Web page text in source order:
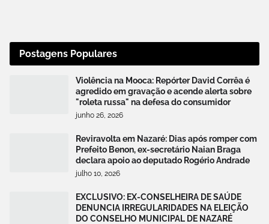
Postagens Populares
Violência na Mooca: Repórter David Corrêa é
agredido em gravação e acende alerta sobre
"roleta russa" na defesa do consumidor
junho 26, 2026
Reviravolta em Nazaré: Dias após romper com
Prefeito Benon, ex-secretário Naian Braga
declara apoio ao deputado Rogério Andrade
julho 10, 2026
EXCLUSIVO: EX-CONSELHEIRA DE SAÚDE
DENUNCIA IRREGULARIDADES NA ELEIÇÃO
DO CONSELHO MUNICIPAL DE NAZARÉ